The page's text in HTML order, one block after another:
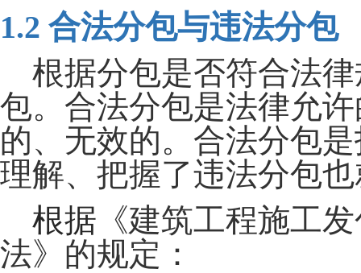
1.2 合法分包与违法分包
根据分包是否符合法律
包。合法分包是法律允
的、无效的。合法分包
理解、把握了违法分包
根据 《建筑工程施工
法》的规定：